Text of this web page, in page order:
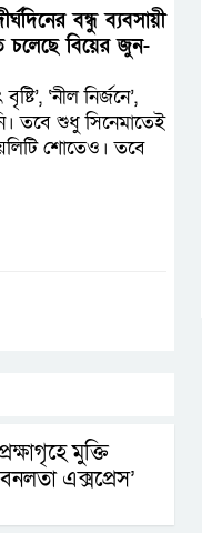
বন্ধু ব্যবসায়ী
চলেছে বিয়ের জুন-
‘নীল নির্জনে’,
তবে শুধু সিনেমাতেই
শোতেও। তবে
মুক্তি
এক্সপ্রেস’